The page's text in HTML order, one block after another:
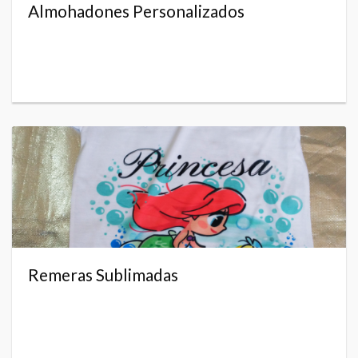
Almohadones Personalizados
Remeras Sublimadas